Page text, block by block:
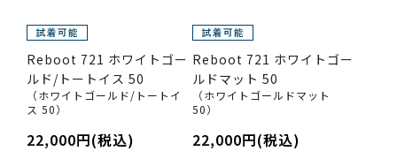
Reboot 721 ホワイトゴー
ルド/トートイス 50
（ホワイトゴールド/トートイ
ス 50）
22,000円(税込)
Reboot 721 ホワイトゴー
ルドマット 50
（ホワイトゴールドマット
50）
22,000円(税込)